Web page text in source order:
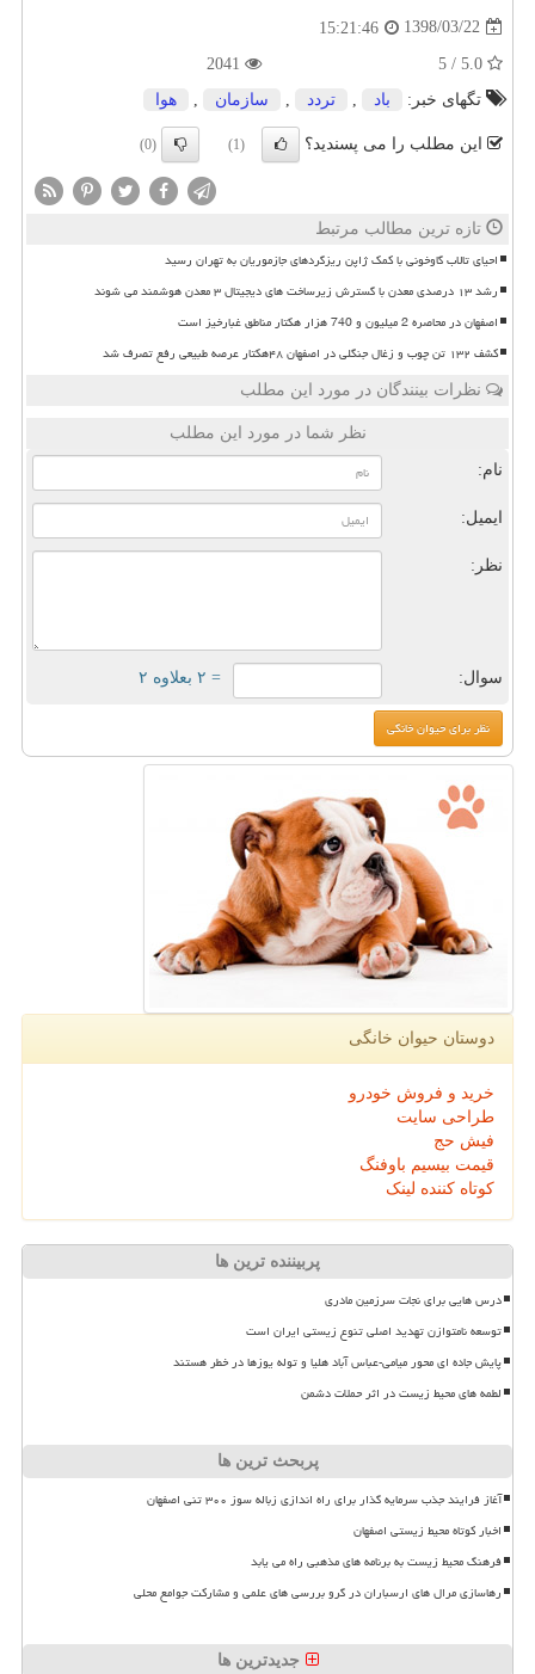
1398/03/22
15:21:46
تگهای خبر:
باد , تردد , سازمان , هوا
این مطلب را می پسندید؟ (1)
(0)
تازه ترین مطالب مرتبط
احیای تالاب گاوخونی با کمک ژاپن ریزگردهای جازموریان به تهران رسید
رشد ۱۳ درصدی معدن با گسترش زیرساخت های دیجیتال ۳ معدن هوشمند می شوند
اصفهان در محاصره 2 میلیون و 740 هزار هکتار مناطق غبارخیز است
کشف ۱۳۲ تن چوب و زغال جنگلی در اصفهان ۴۸هکتار عرصه طبیعی رفع تصرف شد
نظرات بینندگان در مورد این مطلب
نظر شما در مورد این مطلب
نام:
ایمیل:
نظر:
سوال: = ۲ بعلاوه ۲
دوستان حیوان خانگی
خرید و فروش خودرو
طراحی سایت
فیش حج
قیمت بیسیم باوفنگ
کوتاه کننده لینک
پربیننده ترین ها
درس هایی برای نجات سرزمین مادری
توسعه نامتوازن تهدید اصلی تنوع زیستی ایران است
پایش جاده ای محور میامی-عباس آباد هلیا و توله یوزها در خطر هستند
لطمه های محیط زیست در اثر حملات دشمن
پربحث ترین ها
آغاز فرایند جذب سرمایه گذار برای راه اندازی زباله سوز ۳۰۰ تنی اصفهان
اخبار کوتاه محیط زیستی اصفهان
فرهنگ محیط زیست به برنامه های مذهبی راه می یابد
رهاسازی مرال های ارسباران در گرو بررسی های علمی و مشارکت جوامع محلی
جدیدترین ها